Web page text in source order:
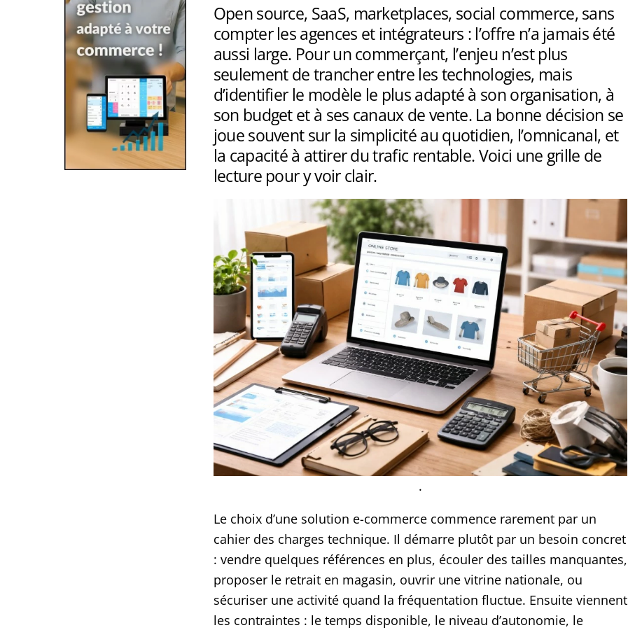
Open source, SaaS, marketplaces, social commerce, sans
compter les agences et intégrateurs : l’offre n’a jamais été
aussi large. Pour un commerçant, l’enjeu n’est plus
seulement de trancher entre les technologies, mais
d’identifier le modèle le plus adapté à son organisation, à
son budget et à ses canaux de vente. La bonne décision se
joue souvent sur la simplicité au quotidien, l’omnicanal, et
la capacité à attirer du trafic rentable. Voici une grille de
lecture pour y voir clair.
.
Le choix d’une solution e-commerce commence rarement par un
cahier des charges technique. Il démarre plutôt par un besoin concret
: vendre quelques références en plus, écouler des tailles manquantes,
proposer le retrait en magasin, ouvrir une vitrine nationale, ou
sécuriser une activité quand la fréquentation fluctue. Ensuite viennent
les contraintes : le temps disponible, le niveau d’autonomie, le